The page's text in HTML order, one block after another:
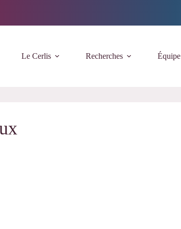
Le Cerlis Recherches Équipe